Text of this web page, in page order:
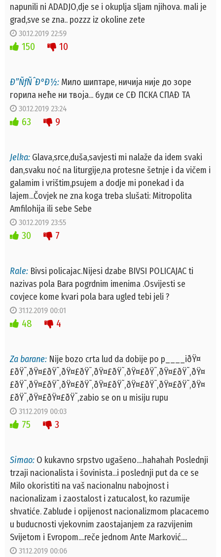
napunili ni ADADJO,dje se i okuplja sljam njihova. mali je
grad,sve se zna.. pozzz iz okoline zete
30.12.2019 22:59
150 10
Ð”ÑƒÑˆÐ°Ð½: Мило шиптаре, ничија није до зоре
горила неће ни твоја... буди се СÐ ПСКА СПАÐ ТА
30.12.2019 23:24
63 9
Jelka: Glava,srce,dušа,savjesti mi nalaže da idem svaki
dan,svaku noć na liturgije,na protesne šetnje i da vičem i
galamim i vrištim,psujem a dodje mi ponekad i da
lajem...Čovjek ne zna koga treba slušati: Mitropolita
Amfilohija ili sebe Sebe
30.12.2019 23:55
30 7
Rale: Bivsi policajac.Nijesi dzabe BIVSI POLICAJAC ti
nazivas pola Bara pogrdnim imenima .Osvijesti se
covjece kome kvari pola bara ugled tebi jeli ?
31.12.2019 00:01
48 4
Za barane: Nije bozo crta lud da dobije po p____iðŸ¤
£ðŸ˜‚ðŸ¤£ðŸ˜‚ðŸ¤£ðŸ˜‚ðŸ¤£ðŸ˜‚ðŸ¤£ðŸ˜‚ðŸ¤£ðŸ˜‚ðŸ¤
£ðŸ˜‚ðŸ¤£ðŸ˜‚ðŸ¤£ðŸ˜‚ðŸ¤£ðŸ˜‚ðŸ¤£ðŸ˜‚ðŸ¤£ðŸ˜‚ðŸ¤
£ðŸ˜‚ðŸ¤£ðŸ¤£ðŸ˜‚zabio se on u misiju rupu
31.12.2019 00:03
75 3
Simao: O kukavno srpstvo ugašeno....hahahah Poslednji
trzaji nacionalista i šovinista...i poslednji put da ce se
Milo okoristiti na vaš nacionalnu nabojnost i
nacionalizam i zaostalost i zatucalost, ko razumije
shvatiće. Zablude i opijenost nacionalizmom placacemo
u buducnosti vjekovnim zaostajanjem za razvijenim
Svijetom i Evropom....reče jednom Ante Marković....
31.12.2019 00:06